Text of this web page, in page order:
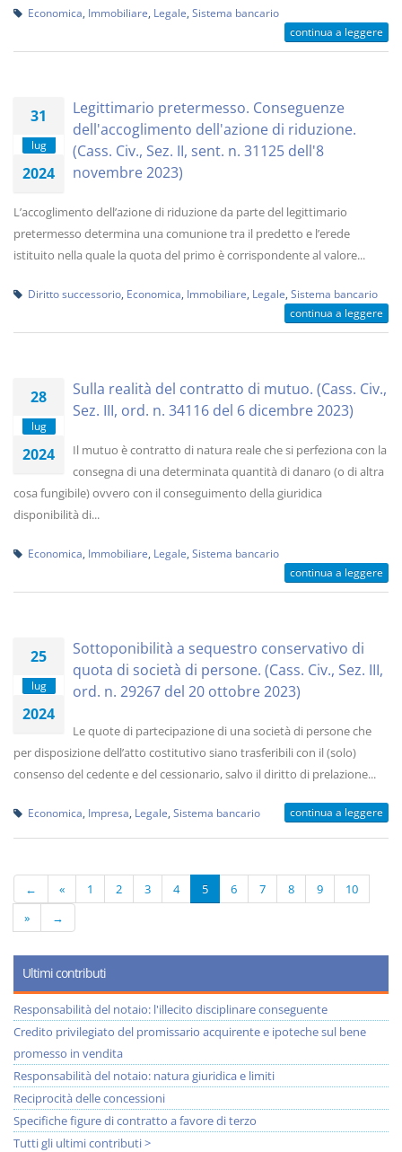
Economica Immobiliare Legale Sistema bancario
continua a leggere
31
lug
2024
Legittimario pretermesso. Conseguenze
dell'accoglimento dell'azione di riduzione.
(Cass. Civ., Sez. II, sent. n. 31125 dell'8
novembre 2023)
L’accoglimento dell’azione di riduzione da parte del legittimario
pretermesso determina una comunione tra il predetto e l’erede
istituito nella quale la quota del primo è corrispondente al valore...
Diritto successorio Economica Immobiliare Legale Sistema bancario
continua a leggere
28
lug
2024
Sulla realità del contratto di mutuo. (Cass. Civ.,
Sez. III, ord. n. 34116 del 6 dicembre 2023)
Il mutuo è contratto di natura reale che si perfeziona con la
consegna di una determinata quantità di danaro (o di altra
cosa fungibile) ovvero con il conseguimento della giuridica
disponibilità di...
Economica Immobiliare Legale Sistema bancario
continua a leggere
25
lug
2024
Sottoponibilità a sequestro conservativo di
quota di società di persone. (Cass. Civ., Sez. III,
ord. n. 29267 del 20 ottobre 2023)
Le quote di partecipazione di una società di persone che
per disposizione dell’atto costitutivo siano trasferibili con il (solo)
consenso del cedente e del cessionario, salvo il diritto di prelazione...
Economica Impresa Legale Sistema bancario continua a leggere
← « 1 2 3 4 5 6 7 8 9
10
»
→
Ultimi contributi
Responsabilità del notaio: l'illecito disciplinare conseguente
Credito privilegiato del promissario acquirente e ipoteche sul bene
promesso in vendita
Responsabilità del notaio: natura giuridica e limiti
Reciprocità delle concessioni
Specifiche figure di contratto a favore di terzo
Tutti gli ultimi contributi >